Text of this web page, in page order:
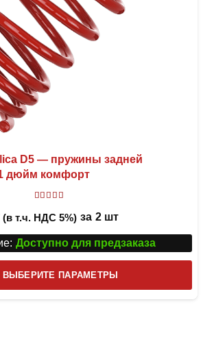
D5 — пружины задней
дюйм комфорт
(в т.ч. НДС 5%) за 2 шт
Доступно для предзаказа
ВЫБЕРИТЕ ПАРАМЕТРЫ
товар